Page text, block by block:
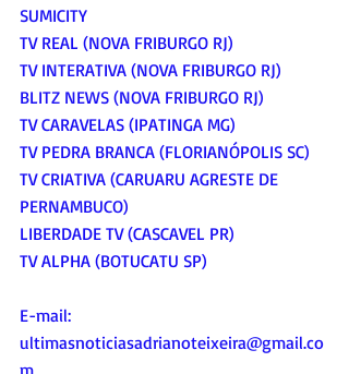
SUMICITY
TV REAL (NOVA FRIBURGO RJ)
TV INTERATIVA (NOVA FRIBURGO RJ)
BLITZ NEWS (NOVA FRIBURGO RJ)
TV CARAVELAS (IPATINGA MG)
TV PEDRA BRANCA (FLORIANÓPOLIS SC)
TV CRIATIVA (CARUARU AGRESTE DE
PERNAMBUCO)
LIBERDADE TV (CASCAVEL PR)
TV ALPHA (BOTUCATU SP)
E-mail:
ultimasnoticiasadrianoteixeira@gmail.co
m